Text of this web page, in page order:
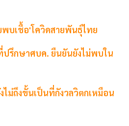
บเชื้อ'โควิดสายพันธุ์ไทย
ปรึกษาศบค. ยืนยันยังไม่พบใน
ม่ถึงขั้นเป็นที่กังวลวิตกเหมือน